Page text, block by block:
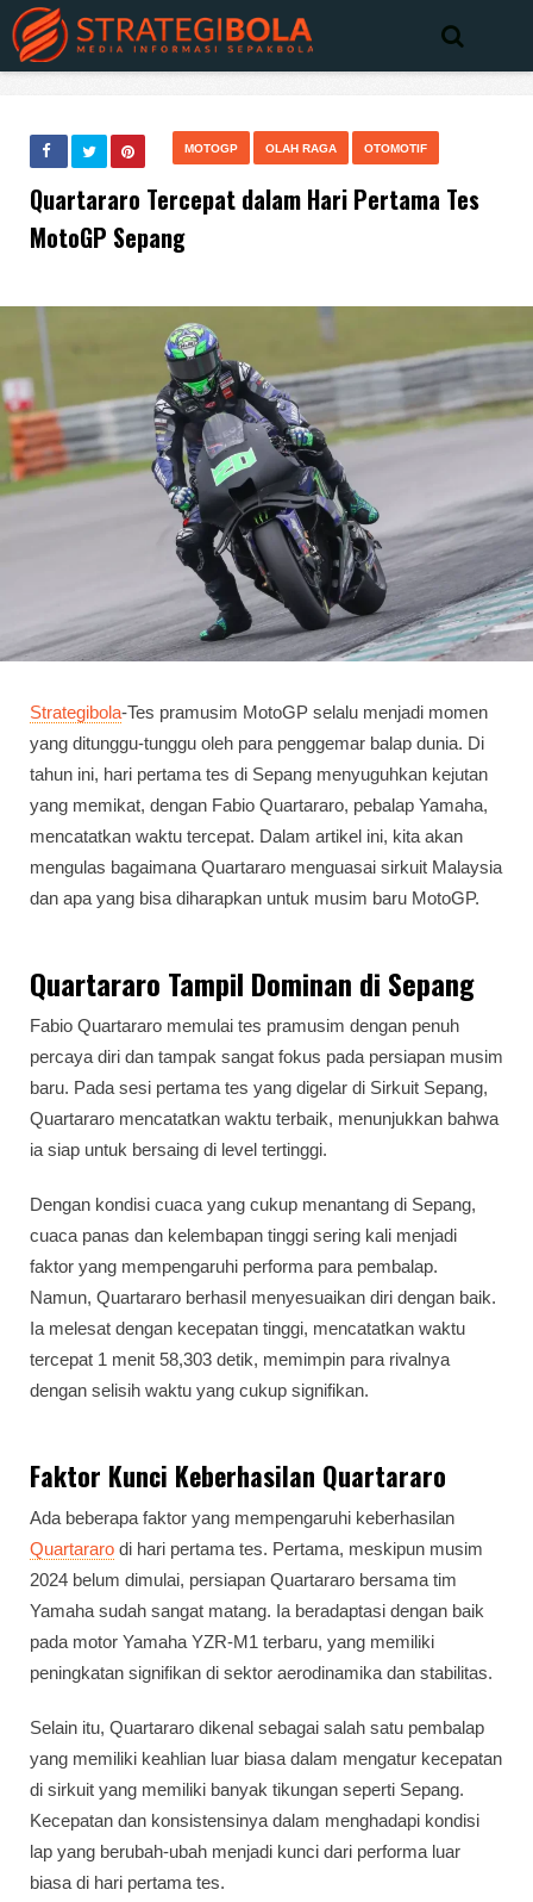
MOTOGP OLAH RAGA OTOMOTIF
Quartararo Tercepat dalam Hari Pertama Tes
MotoGP Sepang
Strategibola-Tes pramusim MotoGP selalu menjadi momen
yang ditunggu-tunggu oleh para penggemar balap dunia. Di
tahun ini, hari pertama tes di Sepang menyuguhkan kejutan
yang memikat, dengan Fabio Quartararo, pebalap Yamaha,
mencatatkan waktu tercepat. Dalam artikel ini, kita akan
mengulas bagaimana Quartararo menguasai sirkuit Malaysia
dan apa yang bisa diharapkan untuk musim baru MotoGP.
Quartararo Tampil Dominan di Sepang
Fabio Quartararo memulai tes pramusim dengan penuh
percaya diri dan tampak sangat fokus pada persiapan musim
baru. Pada sesi pertama tes yang digelar di Sirkuit Sepang,
Quartararo mencatatkan waktu terbaik, menunjukkan bahwa
ia siap untuk bersaing di level tertinggi.
Dengan kondisi cuaca yang cukup menantang di Sepang,
cuaca panas dan kelembapan tinggi sering kali menjadi
faktor yang mempengaruhi performa para pembalap.
Namun, Quartararo berhasil menyesuaikan diri dengan baik.
Ia melesat dengan kecepatan tinggi, mencatatkan waktu
tercepat 1 menit 58,303 detik, memimpin para rivalnya
dengan selisih waktu yang cukup signifikan.
Faktor Kunci Keberhasilan Quartararo
Ada beberapa faktor yang mempengaruhi keberhasilan
Quartararo di hari pertama tes. Pertama, meskipun musim
2024 belum dimulai, persiapan Quartararo bersama tim
Yamaha sudah sangat matang. Ia beradaptasi dengan baik
pada motor Yamaha YZR-M1 terbaru, yang memiliki
peningkatan signifikan di sektor aerodinamika dan stabilitas.
Selain itu, Quartararo dikenal sebagai salah satu pembalap
yang memiliki keahlian luar biasa dalam mengatur kecepatan
di sirkuit yang memiliki banyak tikungan seperti Sepang.
Kecepatan dan konsistensinya dalam menghadapi kondisi
lap yang berubah-ubah menjadi kunci dari performa luar
biasa di hari pertama tes.